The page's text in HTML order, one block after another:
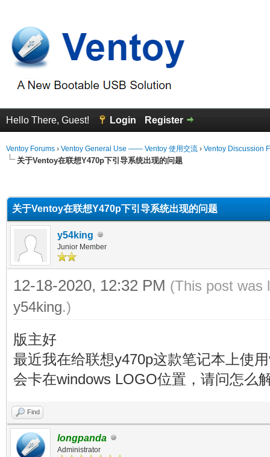
Hello There, Guest! Login Register
Ventoy Forums › Ventoy General Use —— Ventoy 使用交流 › Ventoy Discussion
关于Ventoy在联想Y470p下引导系统出现的问题
关于Ventoy在联想Y470p下引导系统出现的问题
y54king
Junior Member
12-18-2020, 12:32 PM (This post was
y54king.)
版主好
最近我在给联想y470p这款笔记本上使
会卡在windows LOGO位置，请问怎么
Find
longpanda
Administrator